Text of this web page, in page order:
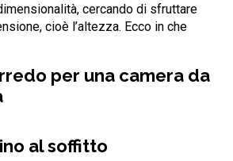
cercando di sfruttare
cioè l’altezza. Ecco in che
per una camera da
al soffitto